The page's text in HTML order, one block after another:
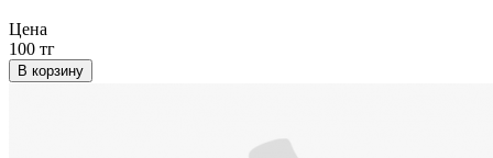
Цена
100 тг
В корзину